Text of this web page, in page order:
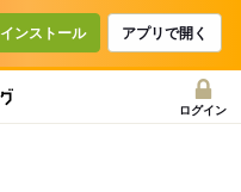
インストール アプリで開く
ログイン